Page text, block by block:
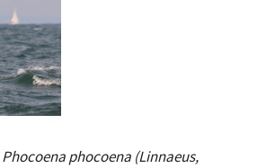
Phocoena phocoena (Linnaeus,